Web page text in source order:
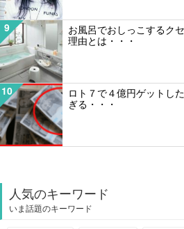
9
お風呂でおしっこするク
理由とは・・・
10
ロト７で４億円ゲットし
ぎる・・・
人気のキーワード
いま話題のキーワード